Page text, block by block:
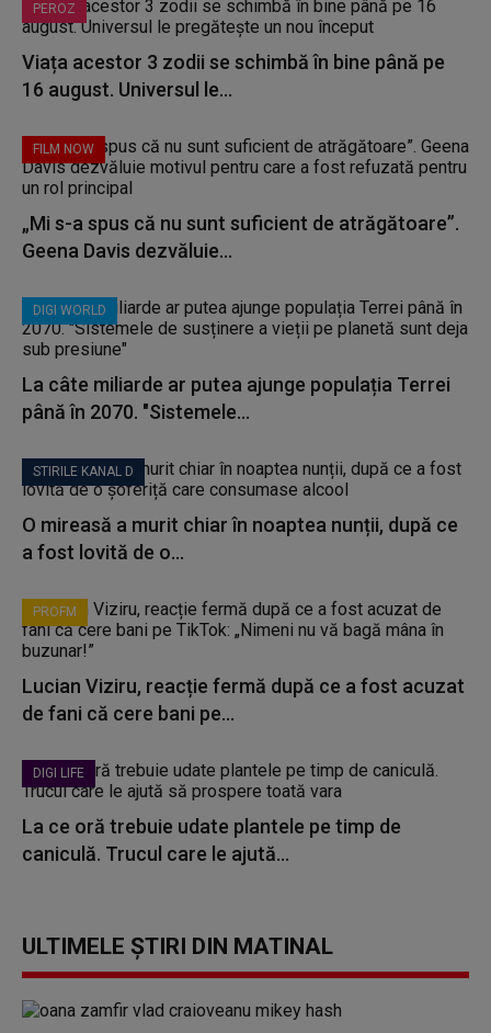
PEROZ
Viața acestor 3 zodii se schimbă în bine până pe
16 august. Universul le...
FILM NOW
„Mi s-a spus că nu sunt suficient de atrăgătoare”.
Geena Davis dezvăluie...
DIGI WORLD
La câte miliarde ar putea ajunge populația Terrei
până în 2070. "Sistemele...
STIRILE KANAL D
O mireasă a murit chiar în noaptea nunții, după ce
a fost lovită de o...
PROFM
Lucian Viziru, reacție fermă după ce a fost acuzat
de fani că cere bani pe...
DIGI LIFE
La ce oră trebuie udate plantele pe timp de
caniculă. Trucul care le ajută...
ULTIMELE ȘTIRI DIN MATINAL